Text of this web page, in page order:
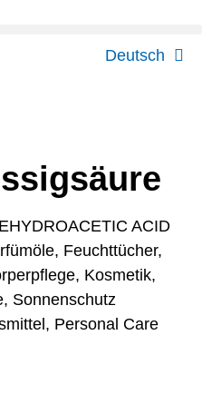
Deutsch
ACID
, Feuchttücher,
, Kosmetik,
, Sonnenschutz
, Personal Care